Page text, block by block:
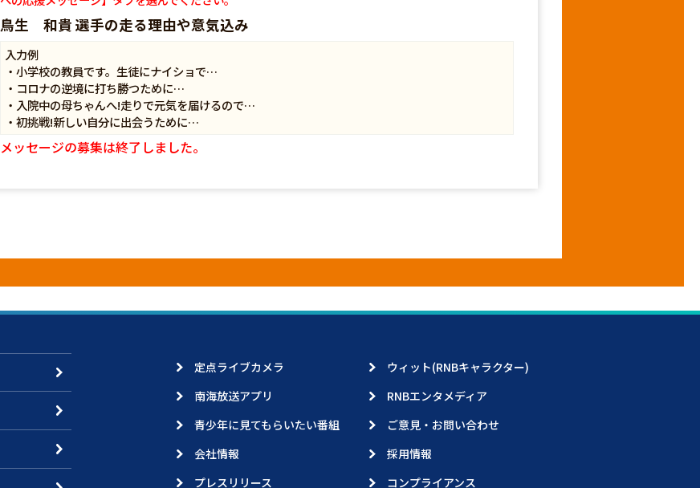
鳥生 和貴 選手の走る理由や意気込み
入力例
・小学校の教員です。生徒にナイショで…
・コロナの逆境に打ち勝つために…
・入院中の母ちゃんへ!走りで元気を届けるので…
・初挑戦!新しい自分に出会うために…
メッセージの募集は終了しました。
定点ライブカメラ
ウィット(RNBキャラクター)
南海放送アプリ
RNBエンタメディア
青少年に見てもらいたい番組
ご意見・お問い合わせ
会社情報
採用情報
プレスリリース
コンプライアンス